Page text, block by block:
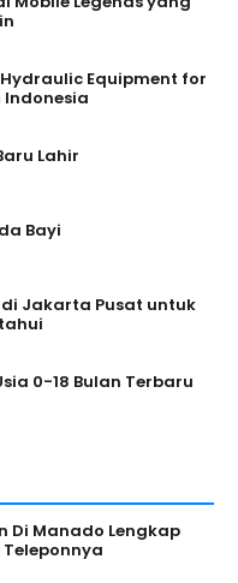
Equipment for
Lahir
Bayi
di Jakarta Pusat untuk
0-18 Bulan Terbaru
Di Manado Lengkap